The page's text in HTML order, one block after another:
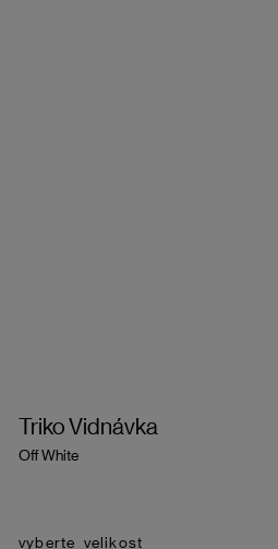
Triko Vidnávka
Off White
velikost